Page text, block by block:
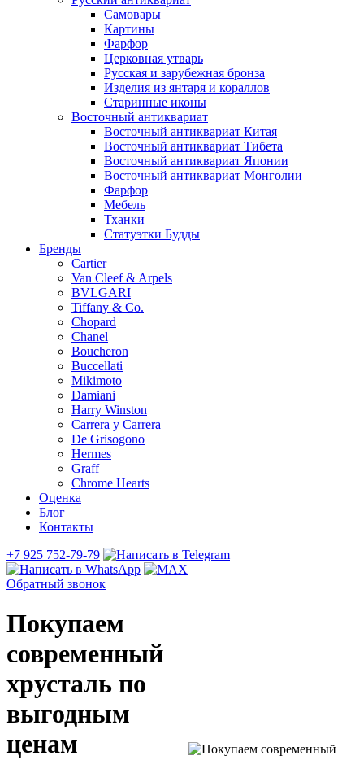
Самовары
Картины
Фарфор
Церковная утварь
Русская и зарубежная бронза
Изделия из янтаря и кораллов
Старинные иконы
Восточный антиквариат
Восточный антиквариат Китая
Восточный антиквариат Тибета
Восточный антиквариат Японии
Восточный антиквариат Монголии
Фарфор
Мебель
Тханки
Статуэтки Будды
Бренды
Cartier
Van Cleef & Arpels
BVLGARI
Tiffany & Co.
Chopard
Chanel
Boucheron
Buccellati
Mikimoto
Damiani
Harry Winston
Carrera y Carrera
De Grisogono
Hermes
Graff
Chrome Hearts
Оценка
Блог
Контакты
+7 925 752-79-79
Обратный звонок
Покупаем
современный
хрусталь по
выгодным
ценам